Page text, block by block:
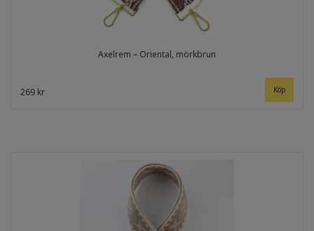
Axelrem – Oriental, mörkbrun
269 kr